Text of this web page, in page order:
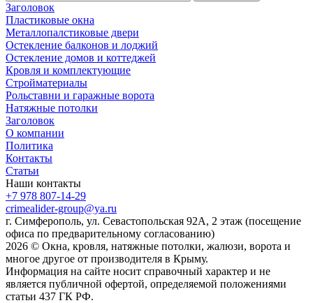
Заголовок
Пластиковые окна
Металлопалстиковые двери
Остекление балконов и лоджий
Остекление домов и коттеджей
Кровля и комплектующие
Стройматериалы
Рольставни и гаражные ворота
Натяжные потолки
Заголовок
О компании
Политика
Контакты
Статьи
Наши контакты
+7 978 807-14-29
crimealider-group@ya.ru
г. Симферополь, ул. Севастопольская 92А, 2 этаж (посещение
офиса по предварительному согласованию)
2026 © Окна, кровля, натяжные потолки, жалюзи, ворота и
многое другое от производителя в Крыму.
Информация на сайте носит справочный характер и не
является публичной офертой, определяемой положениями
статьи 437 ГК РФ.